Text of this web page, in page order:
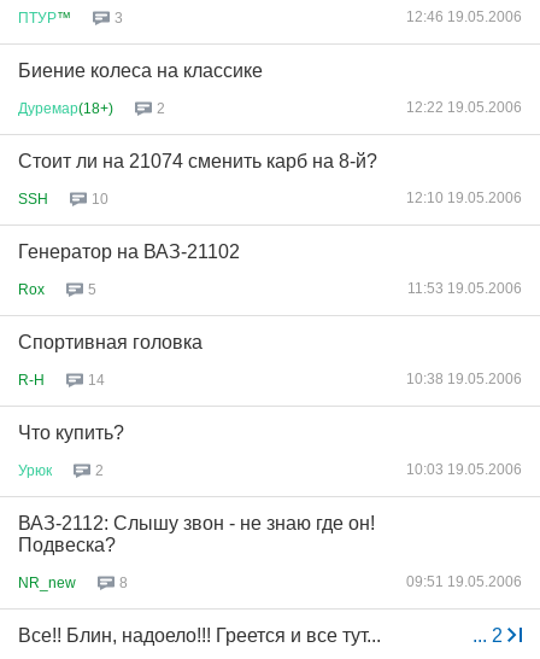
ПТУР™ 3 12:46 19.05.2006
Биение колеса на классике
Дуремар(18+) 2 12:22 19.05.2006
Стоит ли на 21074 сменить карб на 8-й?
SSH 10 12:10 19.05.2006
Генератор на ВАЗ-21102
Rox 5 11:53 19.05.2006
Спортивная головка
R-H 14 10:38 19.05.2006
Что купить?
Урюк 2 10:03 19.05.2006
ВАЗ-2112: Слышу звон - не знаю где он!
Подвеска?
NR_new 8 09:51 19.05.2006
... 2
Все!! Блин, надоело!!! Греется и все тут...